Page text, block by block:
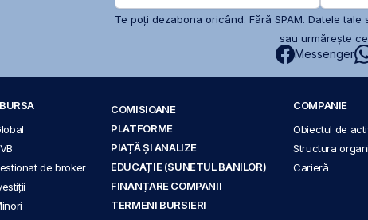
Te poți dezabona oricând. Fără SPAM. Datele tale
sau urmărește
Messenger
de broker
COMISIOANE
PLATFORME
PIAȚĂ ȘI ANALIZE
EDUCAȚIE (SUNETUL BANILOR)
FINANȚARE COMPANII
TERMENI BURSIERI
COMPANIE
Obiectul de
Structura
Carieră